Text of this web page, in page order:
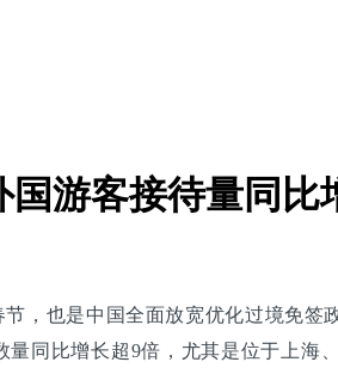
游客接待量同比
，也是中国全面放宽优化过境免
同比增长超9倍，尤其是位于上海